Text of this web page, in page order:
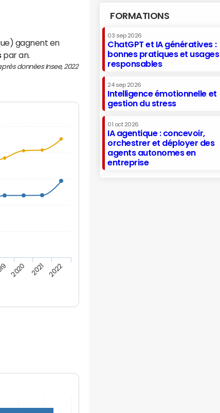
gagnent en
par an.
données Insee, 2022
2020 2021 2022
FORMATIONS
03 sep 2026
ChatGPT et IA génératives :
bonnes pratiques et usages
responsables
24 sep 2026
Intelligence émotionnelle et
gestion du stress
01 oct 2026
IA agentique : concevoir,
orchestrer et déployer des
agents autonomes en
entreprise